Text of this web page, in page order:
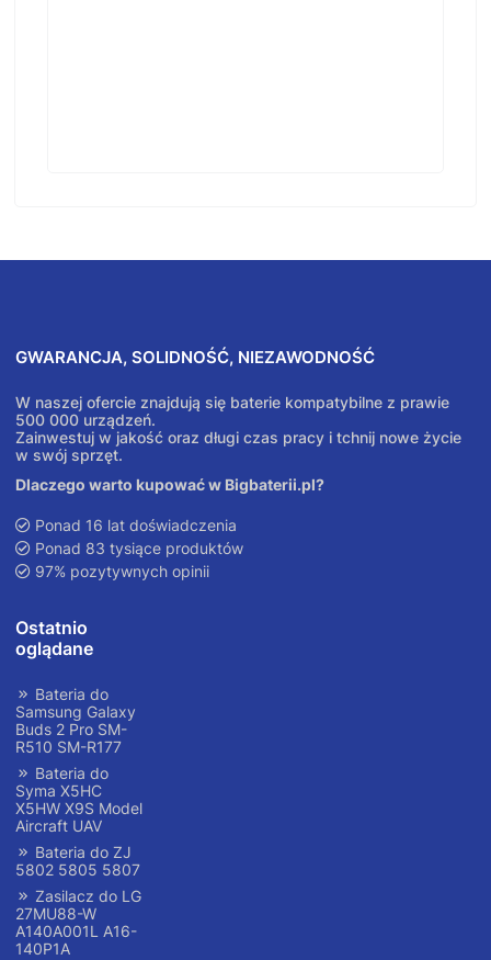
GWARANCJA, SOLIDNOŚĆ, NIEZAWODNOŚĆ
W naszej ofercie znajdują się baterie kompatybilne z prawie
500 000 urządzeń.
Zainwestuj w jakość oraz długi czas pracy i tchnij nowe życie
w swój sprzęt.
Dlaczego warto kupować w Bigbaterii.pl?
Ponad 16 lat doświadczenia
Ponad 83 tysiące produktów
97% pozytywnych opinii
Ostatnio
oglądane
Bateria do
Samsung Galaxy
Buds 2 Pro SM-
R510 SM-R177
Bateria do
Syma X5HC
X5HW X9S Model
Aircraft UAV
Bateria do ZJ
5802 5805 5807
Zasilacz do LG
27MU88-W
A140A001L A16-
140P1A